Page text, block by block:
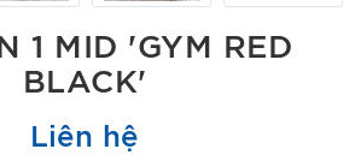
1 MID 'GYM RED
BLACK'
Liên hệ